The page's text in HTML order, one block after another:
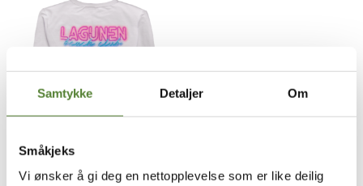
Samtykke Detaljer Om
Småkjeks
Vi ønsker å gi deg en nettopplevelse som er like deilig
Badelandet
LAGUNEN BEACH CLUB-